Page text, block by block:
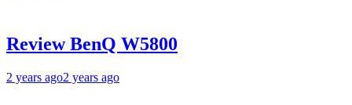
Review BenQ W5800
2 years ago2 years ago